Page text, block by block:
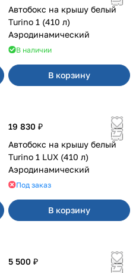
Автобокс на крышу белый
Turino 1 (410 л)
Аэродинамический
В наличии
В корзину
19 830 ₽
Автобокс на крышу белый
Turino 1 LUX (410 л)
Аэродинамический
Под заказ
В корзину
5 500 ₽